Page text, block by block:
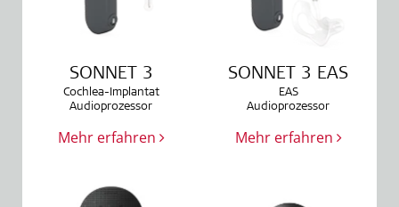
SONNET 3
Cochlea-Implantat
Audioprozessor
Mehr erfahren
SONNET 3 EAS
EAS
Audioprozessor
Mehr erfahren